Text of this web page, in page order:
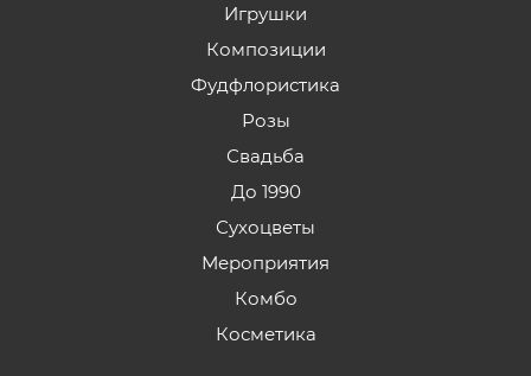
Игрушки
Композиции
Фудфлористика
Розы
Свадьба
До 1990
Сухоцветы
Мероприятия
Комбо
Косметика